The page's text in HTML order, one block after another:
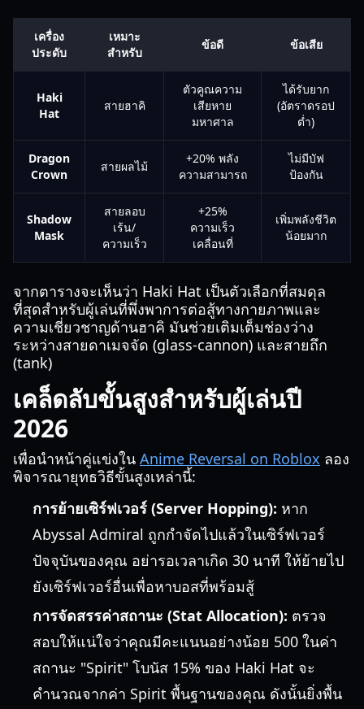
เครื่อง
ประดับ
เหมาะ
สำหรับ
ข้อดี ข้อเสีย
Haki
Hat
สายฮาคิ
ตัวคูณความ
เสียหาย
มหาศาล
ได้รับยาก
(อัตราดรอป
ต่ำ)
Dragon
Crown
สายผลไม้
+20% พลัง
ความสามารถ
ไม่มีบัฟ
ป้องกัน
Shadow
Mask
สายลอบ
เร้น/
ความเร็ว
+25%
ความเร็ว
เคลื่อนที่
เพิ่มพลังชีวิต
น้อยมาก
จากตารางจะเห็นว่า Haki Hat เป็นตัวเลือกที่สมดุล
ที่สุดสำหรับผู้เล่นที่พึ่งพาการต่อสู้ทางกายภาพและ
ความเชี่ยวชาญด้านฮาคิ มันช่วยเติมเต็มช่องว่าง
ระหว่างสายดาเมจจัด (glass-cannon) และสายถึก
(tank)
เคล็ดลับขั้นสูงสำหรับผู้เล่นปี
2026
เพื่อนำหน้าคู่แข่งใน Anime Reversal on Roblox ลอง
พิจารณายุทธวิธีขั้นสูงเหล่านี้:
การย้ายเซิร์ฟเวอร์ (Server Hopping): หาก
Abyssal Admiral ถูกกำจัดไปแล้วในเซิร์ฟเวอร์
ปัจจุบันของคุณ อย่ารอเวลาเกิด 30 นาที ให้ย้ายไป
ยังเซิร์ฟเวอร์อื่นเพื่อหาบอสที่พร้อมสู้
การจัดสรรค่าสถานะ (Stat Allocation): ตรวจ
สอบให้แน่ใจว่าคุณมีคะแนนอย่างน้อย 500 ในค่า
สถานะ "Spirit" โบนัส 15% ของ Haki Hat จะ
คำนวณจากค่า Spirit พื้นฐานของคุณ ดังนั้นยิ่งพื้น